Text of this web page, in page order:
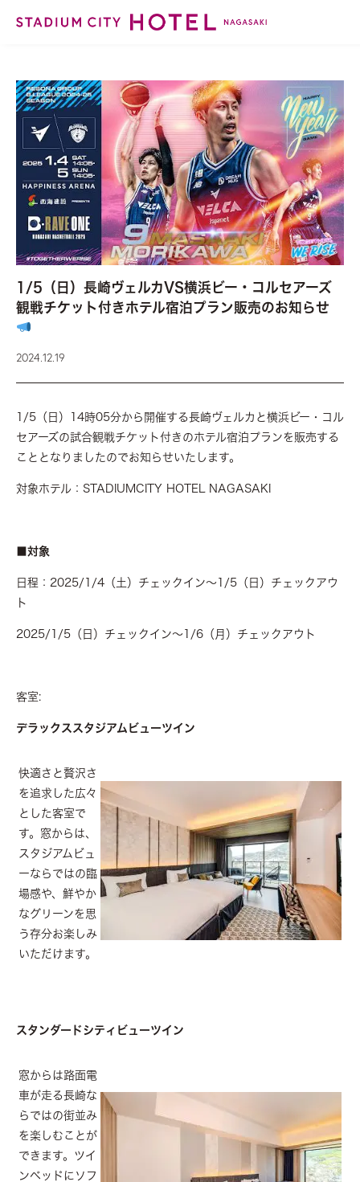
1/5（日）長崎ヴェルカVS横浜ビー・コルセアーズ
観戦チケット付きホテル宿泊プラン販売のお知らせ
2024.12.19
1/5（日）14時05分から開催する長崎ヴェルカと横浜ビー・コル
セアーズの試合観戦チケット付きのホテル宿泊プランを販売する
こととなりましたのでお知らせいたします。
対象ホテル：STADIUMCITY HOTEL NAGASAKI
■対象
日程：2025/1/4（土）チェックイン～1/5（日）チェックアウ
ト
2025/1/5（日）チェックイン～1/6（月）チェックアウト
客室:
デラックススタジアムビューツイン
快適さと贅沢さ
を追求した広々
とした客室で
す。窓からは、
スタジアムビュ
ーならではの臨
場感や、鮮やか
なグリーンを思
う存分お楽しみ
いただけます。
スタンダードシティビューツイン
窓からは路面電
車が走る長崎な
らではの街並み
を楽しむことが
できます。ツイ
ンベッドにソフ